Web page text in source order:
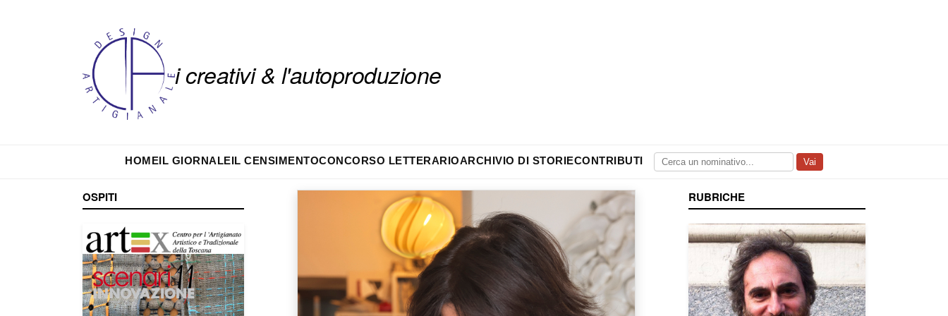
i creativi & l'autoproduzione
HOMEIL GIORNALEIL CENSIMENTOCONCORSO LETTERARIOARCHIVIO DI STORIECONTRIBUTI Vai
OSPITI RUBRICHE